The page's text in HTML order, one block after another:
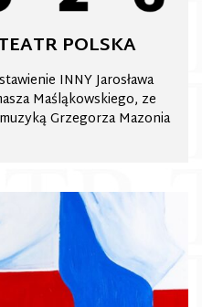
POLSKA
INNY Jarosława
Maśląkowskiego, ze
Grzegorza Mazonia